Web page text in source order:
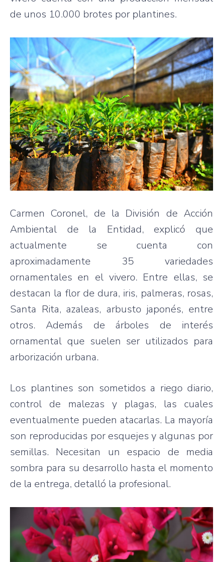
de unos 10.000 brotes por plantines.
Carmen Coronel, de la División de Acción
Ambiental de la Entidad, explicó que
actualmente se cuenta con
aproximadamente 35 variedades
ornamentales en el vivero. Entre ellas, se
destacan la flor de dura, iris, palmeras, rosas,
Santa Rita, azaleas, arbusto japonés, entre
otros. Además de árboles de interés
ornamental que suelen ser utilizados para
arborización urbana.
Los plantines son sometidos a riego diario,
control de malezas y plagas, las cuales
eventualmente pueden atacarlas. La mayoría
son reproducidas por esquejes y algunas por
semillas. Necesitan un espacio de media
sombra para su desarrollo hasta el momento
de la entrega, detalló la profesional.